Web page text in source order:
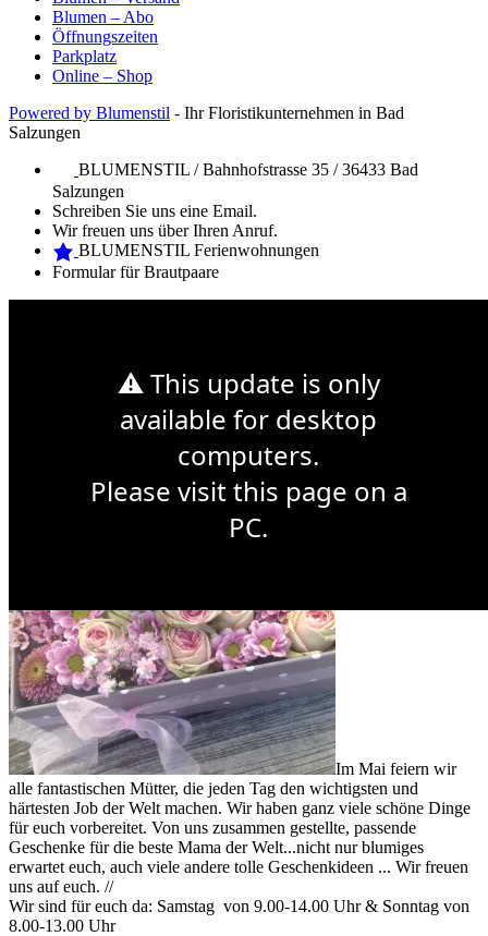
Blumen – Abo
Öffnungszeiten
Parkplatz
Online – Shop
Powered by Blumenstil - Ihr Floristikunternehmen in Bad
Salzungen
BLUMENSTIL / Bahnhofstrasse 35 / 36433 Bad
Salzungen
Schreiben Sie uns eine Email.
Wir freuen uns über Ihren Anruf.
BLUMENSTIL Ferienwohnungen
Formular für Brautpaare
⚠ This update is only
available for desktop
computers.
Please visit this page on a
PC.
Sonntag 14. Mai ist Muttertag
Im Mai feiern wir
alle fantastischen Mütter, die jeden Tag den wichtigsten und
härtesten Job der Welt machen. Wir haben ganz viele schöne Dinge
für euch vorbereitet. Von uns zusammen gestellte, passende
Geschenke für die beste Mama der Welt...nicht nur blumiges
erwartet euch, auch viele andere tolle Geschenkideen ... Wir freuen
uns auf euch. //
Wir sind für euch da: Samstag von 9.00-14.00 Uhr & Sonntag von
8.00-13.00 Uhr